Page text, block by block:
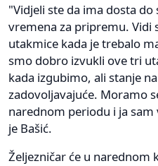
"Vidjeli ste da ima dosta do
vremena za pripremu. Vidi
utakmice kada je trebalo
smo dobro izvukli ove tri
kada izgubimo, ali stanje
zadovoljavajuće. Moramo
narednom periodu i ja
je Bašić.
Željezničar će u narednom